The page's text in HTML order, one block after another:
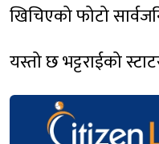
खिचिएको फोटो
यस्तो छ भट्टराईको